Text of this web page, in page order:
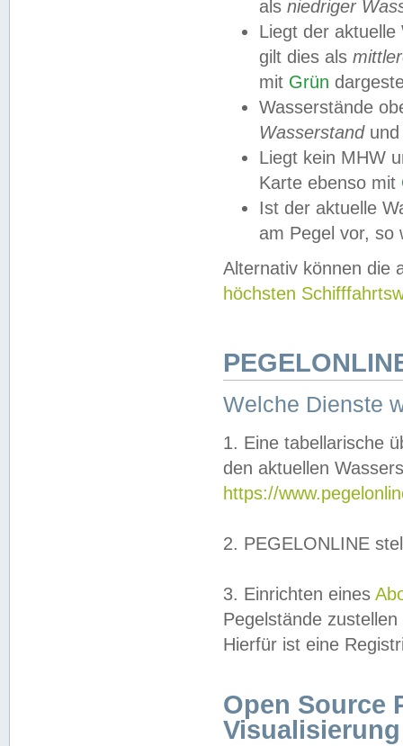
als niedriger
Liegt der
gilt dies als
mit Grün
Wasserstände
Wasserstandund
Liegt kein MHW
Karte ebenso mit
Ist der aktuelle
am Pegel vor,
Alternativ können die
höchsten
Welche Dienste
1. Eine tabellarische
den aktuellen
https://
2. PEGELONLINE
3. Einrichten eines
Pegelstände
Hierfür ist eine
Open Source
Visualisierung